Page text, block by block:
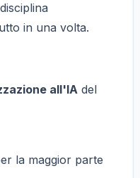
in una volta.
all'IA del
la maggior parte